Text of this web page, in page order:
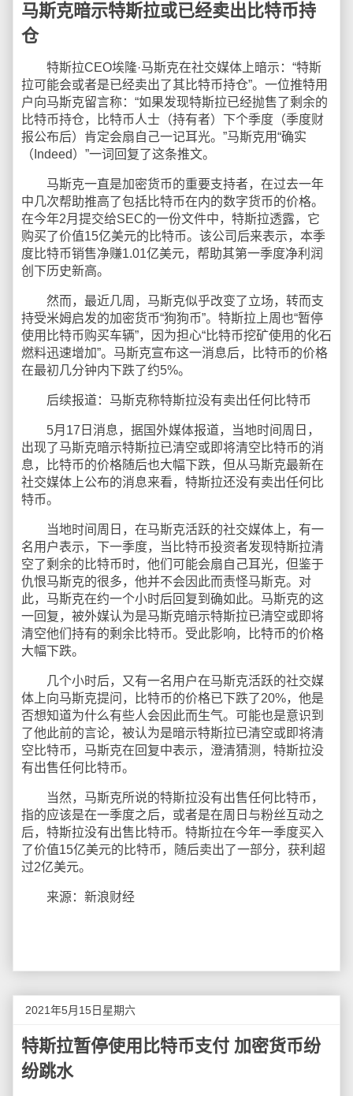
马斯克暗示特斯拉或已经卖出比特币持
仓
特斯拉CEO埃隆·马斯克在社交媒体上暗示：“特斯
拉可能会或者是已经卖出了其比特币持仓”。一位推特用
户向马斯克留言称：“如果发现特斯拉已经抛售了剩余的
比特币持仓，比特币人士（持有者）下个季度（季度财
报公布后）肯定会扇自己一记耳光。”马斯克用“确实
（Indeed）”一词回复了这条推文。
马斯克一直是加密货币的重要支持者，在过去一年
中几次帮助推高了包括比特币在内的数字货币的价格。
在今年2月提交给SEC的一份文件中，特斯拉透露，它
购买了价值15亿美元的比特币。该公司后来表示，本季
度比特币销售净赚1.01亿美元，帮助其第一季度净利润
创下历史新高。
然而，最近几周，马斯克似乎改变了立场，转而支
持受米姆启发的加密货币“狗狗币”。特斯拉上周也“暂停
使用比特币购买车辆”，因为担心“比特币挖矿使用的化石
燃料迅速增加”。马斯克宣布这一消息后，比特币的价格
在最初几分钟内下跌了约5%。
后续报道：马斯克称特斯拉没有卖出任何比特币
5月17日消息，据国外媒体报道，当地时间周日，
出现了马斯克暗示特斯拉已清空或即将清空比特币的消
息，比特币的价格随后也大幅下跌，但从马斯克最新在
社交媒体上公布的消息来看，特斯拉还没有卖出任何比
特币。
当地时间周日，在马斯克活跃的社交媒体上，有一
名用户表示，下一季度，当比特币投资者发现特斯拉清
空了剩余的比特币时，他们可能会扇自己耳光，但鉴于
仇恨马斯克的很多，他并不会因此而责怪马斯克。对
此，马斯克在约一个小时后回复到确如此。马斯克的这
一回复，被外媒认为是马斯克暗示特斯拉已清空或即将
清空他们持有的剩余比特币。受此影响，比特币的价格
大幅下跌。
几个小时后，又有一名用户在马斯克活跃的社交媒
体上向马斯克提问，比特币的价格已下跌了20%，他是
否想知道为什么有些人会因此而生气。可能也是意识到
了他此前的言论，被认为是暗示特斯拉已清空或即将清
空比特币，马斯克在回复中表示，澄清猜测，特斯拉没
有出售任何比特币。
当然，马斯克所说的特斯拉没有出售任何比特币，
指的应该是在一季度之后，或者是在周日与粉丝互动之
后，特斯拉没有出售比特币。特斯拉在今年一季度买入
了价值15亿美元的比特币，随后卖出了一部分，获利超
过2亿美元。
来源：新浪财经
2021年5月15日星期六
特斯拉暂停使用比特币支付 加密货币纷
纷跳水